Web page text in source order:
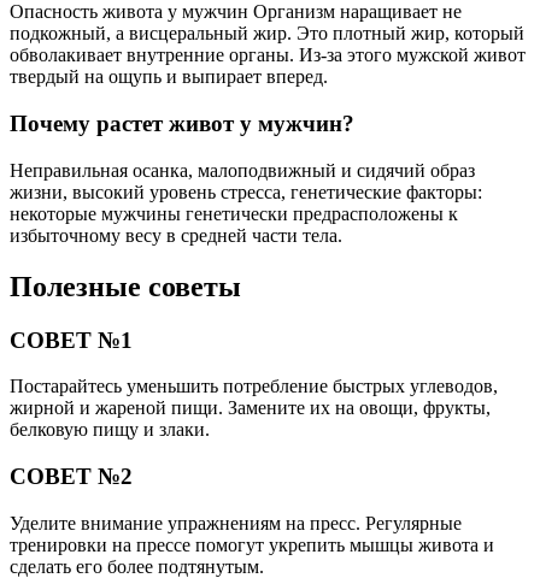
Опасность живота у мужчин Организм наращивает не
подкожный, а висцеральный жир. Это плотный жир, который
обволакивает внутренние органы. Из-за этого мужской живот
твердый на ощупь и выпирает вперед.
Почему растет живот у мужчин?
Неправильная осанка, малоподвижный и сидячий образ
жизни, высокий уровень стресса, генетические факторы:
некоторые мужчины генетически предрасположены к
избыточному весу в средней части тела.
Полезные советы
СОВЕТ №1
Постарайтесь уменьшить потребление быстрых углеводов,
жирной и жареной пищи. Замените их на овощи, фрукты,
белковую пищу и злаки.
СОВЕТ №2
Уделите внимание упражнениям на пресс. Регулярные
тренировки на прессе помогут укрепить мышцы живота и
сделать его более подтянутым.